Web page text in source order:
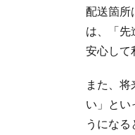
配送箇所
は、「先
安心して
また、
い」とい
うにな